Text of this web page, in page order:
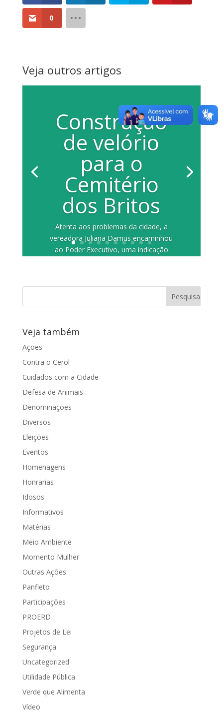
0
Veja outros artigos
Construção
de velório
para o
Cemitério
dos Britos
Atenta aos problemas da cidade, a
vereadora Juliana Damus encaminhou
ao Poder Executivo, uma indicação
Veja também
Ações
Contra o Cerol
Cuidados com a Cidade
Defesa de Animais
Denominações
Diversos
Eleições
Eventos
Homenagens
Honrarias
Idosos
Informativos
Matérias
Meio Ambiente
Momento Mulher
Outras Ações
Panfleto
Participações
PROERD
Projetos de Lei
Segurança
Uncategorized
Utilidade Pública
Verde que Alimenta
Vídeo